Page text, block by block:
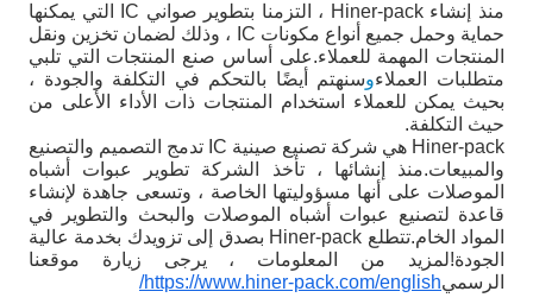
منذ إنشاء Hiner-pack ، التزمنا بتطوير صواني IC التي يمكنها
حماية وحمل جميع أنواع مكونات IC ، وذلك لضمان تخزين ونقل
المنتجات المهمة للعملاء.على أساس صنع المنتجات التي تلبي
متطلبات العملاءوسنهتم أيضًا بالتحكم في التكلفة والجودة ،
بحيث يمكن للعملاء استخدام المنتجات ذات الأداء الأعلى من
حيث التكلفة.
Hiner-pack هي شركة تصنيع صينية IC تدمج التصميم والتصنيع
والمبيعات.منذ إنشائها ، تأخذ الشركة تطوير عبوات أشباه
الموصلات على أنها مسؤوليتها الخاصة ، وتسعى جاهدة لإنشاء
قاعدة لتصنيع عبوات أشباه الموصلات والبحث والتطوير في
المواد الخام.تتطلع Hiner-pack بصدق إلى تزويدك بخدمة عالية
الجودة!لمزيد من المعلومات ، يرجى زيارة موقعنا
الرسميhttps://www.hiner-pack.com/english/